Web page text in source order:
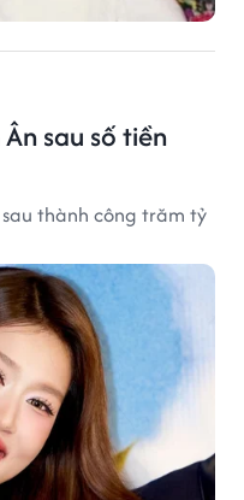
sau số tiền
thành công trăm tỷ